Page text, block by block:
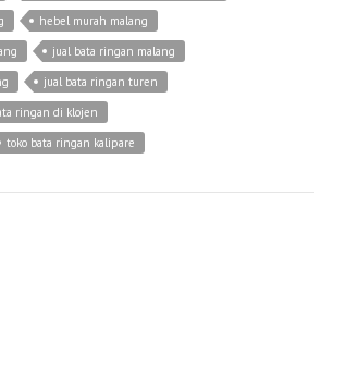
hebel murah malang
jual bata ringan malang
jual bata ringan turen
ringan di klojen
toko bata ringan kalipare